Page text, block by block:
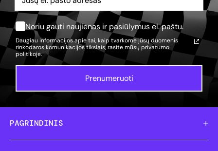
Noriu gauti naujienas ir pasiūlymus el. paštu.
Daugiau informacijos apie tai, kaip tvarkome jūsų duomenis
rinkodaros komunikacijos tikslais, rasite mūsų privatumo
politikoje.
Prenumeruoti
PAGRINDINIS